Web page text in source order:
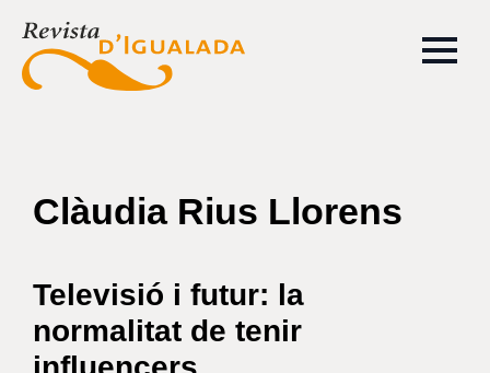
Clàudia Rius Llorens
Televisió i futur: la
normalitat de tenir